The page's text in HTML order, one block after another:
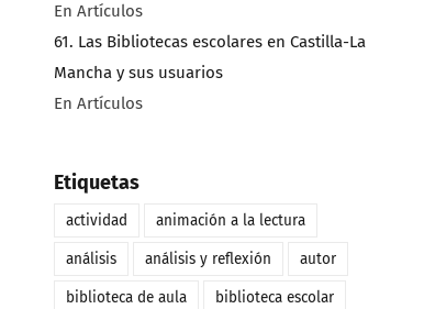
En Artículos
61. Las Bibliotecas escolares en Castilla-La
Mancha y sus usuarios
En Artículos
Etiquetas
actividad animación a la lectura
análisis análisis y reflexión autor
biblioteca de aula biblioteca escolar